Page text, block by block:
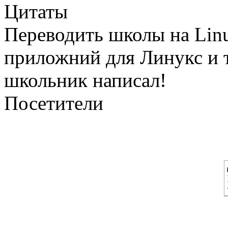
Цитаты
Переводить школы на
приложний для Линукс и
школьник написал!
Посетители